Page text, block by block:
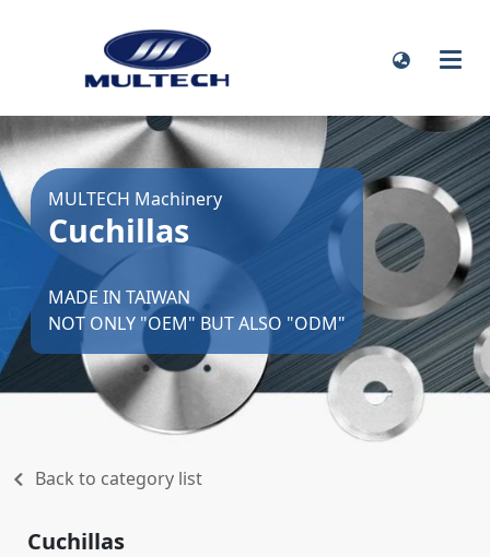
MULTECH Machinery
Cuchillas
MADE IN TAIWAN
NOT ONLY "OEM" BUT ALSO "ODM"
Back to category list
Cuchillas